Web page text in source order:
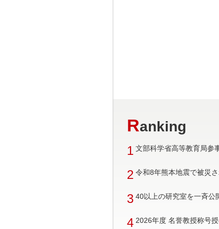
Ranking
1 文部科学省高等教育局参
2 令和8年熊本地震で被災
3 40以上の研究室を一斉公
4 2026年度 名誉教授称号